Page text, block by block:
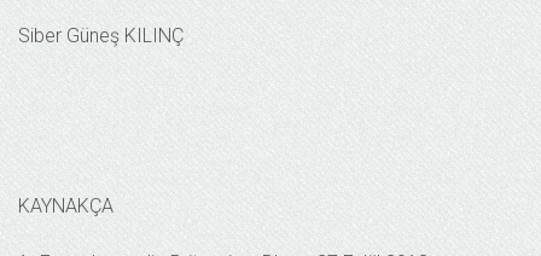
Siber Güneş KILINÇ
KAYNAKÇA